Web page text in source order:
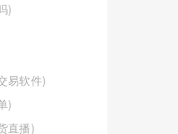
)
易软件)
)
直播)